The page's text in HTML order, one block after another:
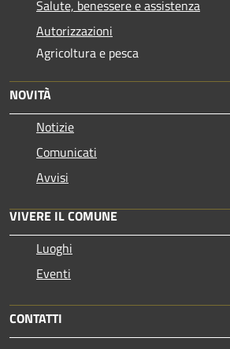
Salute, benessere e assistenza
Autorizzazioni
Agricoltura e pesca
NOVITÀ
Notizie
Comunicati
Avvisi
VIVERE IL COMUNE
Luoghi
Eventi
CONTATTI